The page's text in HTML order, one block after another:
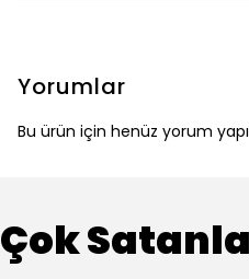
Yorumlar
Bu ürün için henüz yorum
Çok